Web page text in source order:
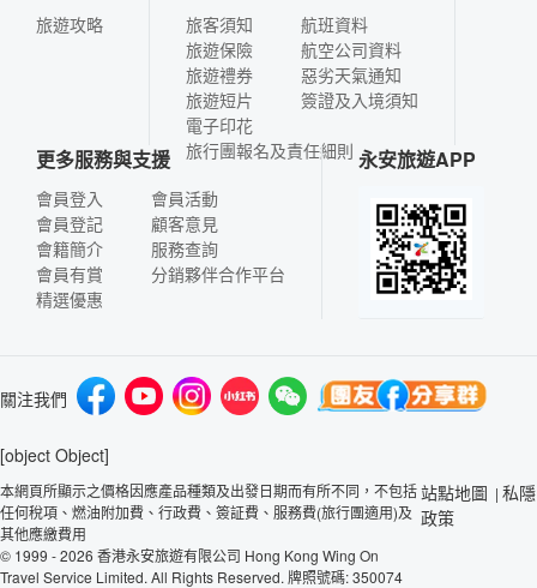
旅遊攻略
旅客須知
旅遊保險
旅遊禮券
旅遊短片
電子印花
航班資料
航空公司資料
惡劣天氣通知
簽證及入境須知
旅行團報名及責任細則
更多服務與支援
會員登入
會員登記
會籍簡介
會員有賞
精選優惠
會員活動
顧客意見
服務查詢
分銷夥伴合作平台
永安旅遊APP
關注我們
[object Object]
本網頁所顯示之價格因應產品種類及出發日期而有所不同，不包括
任何稅項、燃油附加費、行政費、簽証費、服務費(旅行團適用)及
其他應繳費用
© 1999 - 2026 香港永安旅遊有限公司 Hong Kong Wing On
Travel Service Limited. All Rights Reserved. 牌照號碼: 350074
站點地圖 | 私隱
政策